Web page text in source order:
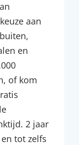
aan
en
of kom
2 jaar
tot zelfs